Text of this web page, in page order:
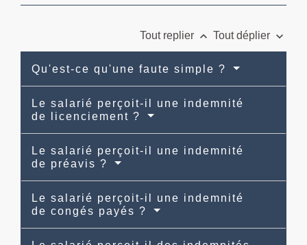
Tout replier keyboard_arrow_up Tout déplier keyboard_arrow_down
Qu'est-ce qu'une faute simple ?
Le salarié perçoit-il une indemnité
de licenciement ?
Le salarié perçoit-il une indemnité
de préavis ?
Le salarié perçoit-il une indemnité
de congés payés ?